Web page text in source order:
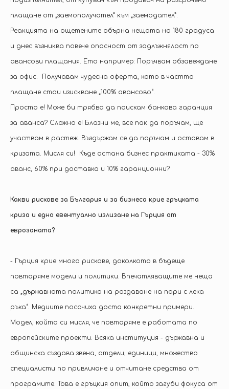
плащане от „заемополучател” към „заемодател”.
Реакцията на ощетените обърна нещата на 180 градуса
и днес възниква повече опасност от задлъжнялост по
авансови плащания. Ето например: Поръчвам обзавеждане
за офис. Получавам чудесна оферта, като в частта
плащане стои изискване „100% авансово“.
Просто е! Може би трябва да поискам банкова гаранция
за аванса? Сложно е! Блазни ме, все пак да поръчам, ще
участвам в растеж. Въздържам се да поръчам и оставам в
кризата. Мисля си! Къде остана бизнес практиката - 30%
аванс, 60% при доставка и 10% гаранционни?
Какви рискове за България и за бизнеса крие гръцката
криза и едно евентуално излизане на Гърция от
еврозоната?
- Гърция крие много рискове, доколкото в бъдеще
повтаряме модели и политики. Впечатляващите ме неща
са „държавната политика на раздаване на пари с лека
ръка“. Медиите посочиха доста конкретни примери.
Модел, който си мисля, че повтаряме е работата по
европейските проекти. Всяка институция - държавна и
общинска създава звена, отдели, единици, множество
специалисти по привличане и отчитане средства от
програмите. Това е гръцкия опит, който загуби фокуса от